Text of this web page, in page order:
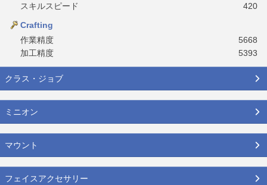
スキルスピード
420
Crafting
作業精度
5668
加工精度
5393
クラス・ジョブ
ミニオン
マウント
フェイスアクセサリー